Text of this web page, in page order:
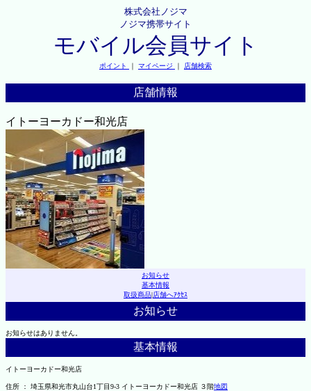
株式会社ノジマ
ノジマ携帯サイト
モバイル会員サイト
ポイント ｜ マイページ ｜ 店舗検索
店舗情報
イトーヨーカドー和光店
お知らせ
基本情報
取扱商品|店舗へｱｸｾｽ
お知らせ
お知らせはありません。
基本情報
イトーヨーカドー和光店
住所 ： 埼玉県和光市丸山台1丁目9-3 イトーヨーカドー和光店 ３階地図